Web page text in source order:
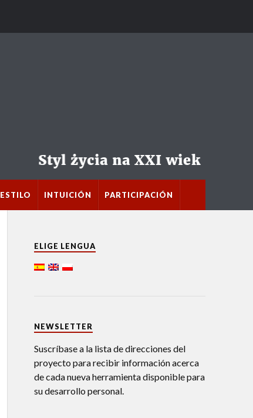
ESTILO INTUICIÓN PARTICIPACIÓN
ELIGE LENGUA
NEWSLETTER
Suscríbase a la lista de direcciones del
proyecto para recibir información acerca
de cada nueva herramienta disponible para
su desarrollo personal.